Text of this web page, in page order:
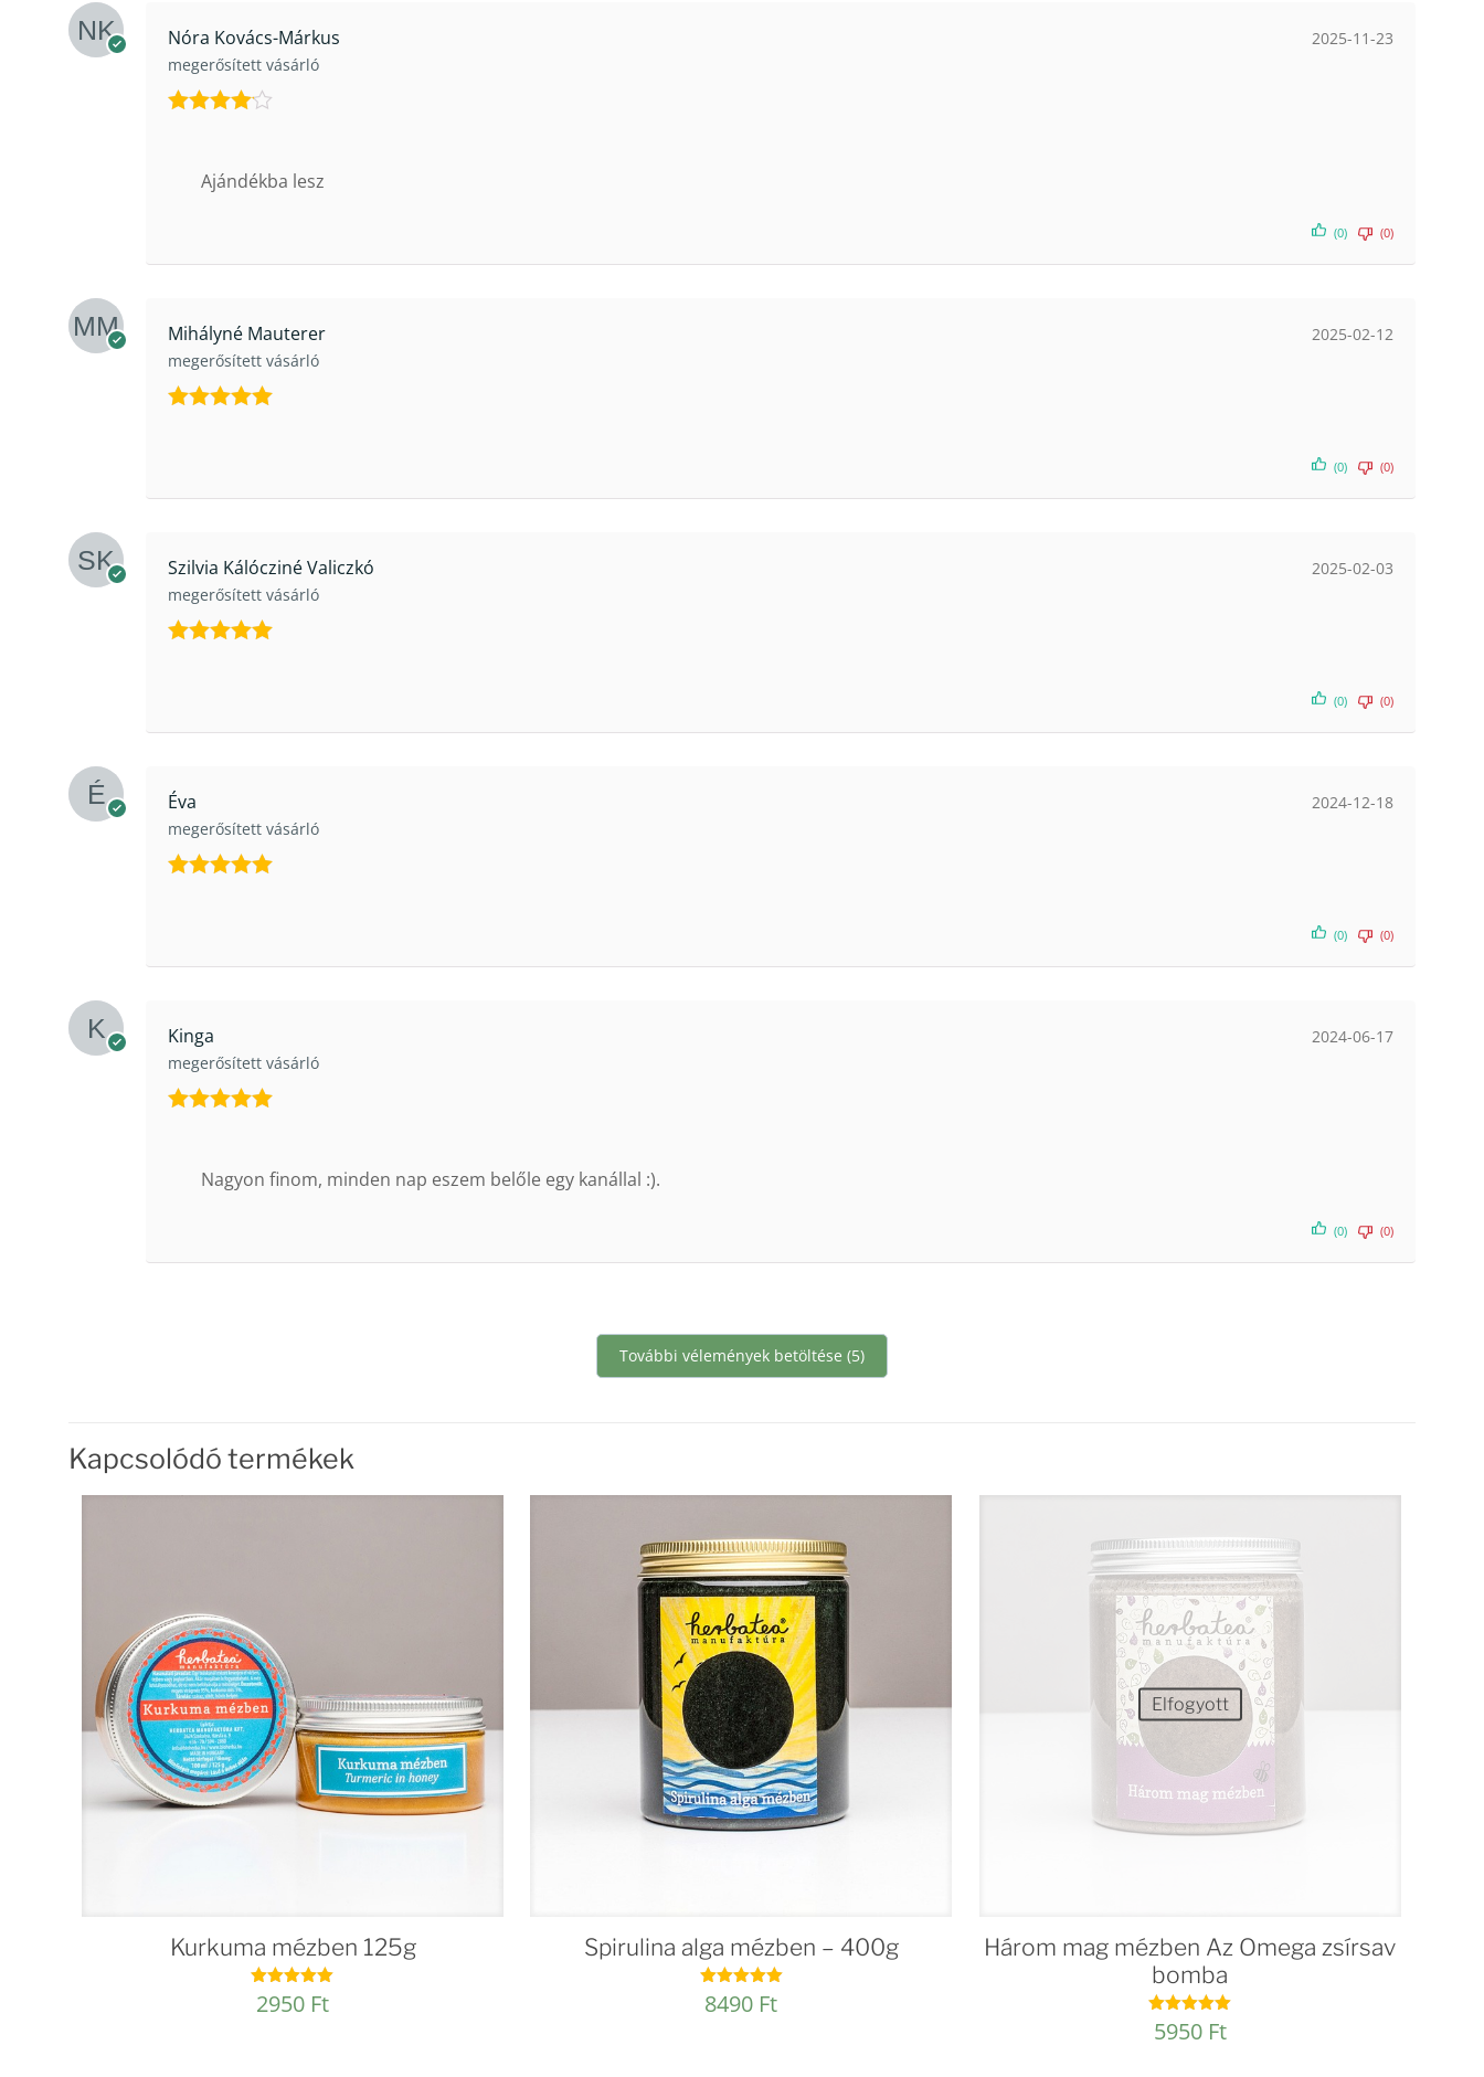
Nóra Kovács-Márkus
megerősített vásárló
2025-11-23
Ajándékba lesz
(0) (0)
Mihályné Mauterer
megerősített vásárló
2025-02-12
(0) (0)
Szilvia Kálócziné Valiczkó
megerősített vásárló
2025-02-03
(0) (0)
Éva
megerősített vásárló
2024-12-18
(0) (0)
Kinga
megerősített vásárló
2024-06-17
Nagyon finom, minden nap eszem belőle egy kanállal :).
(0) (0)
További vélemények betöltése (5)
Kapcsolódó termékek
Kurkuma mézben 125g
Értékelés:
4.92
2950 Ft
Spirulina alga mézben – 400g
Értékelés:
4.98
8490 Ft
Elfogyott
Három mag mézben Az Omega zsírsav
bomba
Értékelés:
4.98
5950 Ft